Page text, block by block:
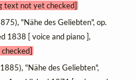
text not yet checked]
"Nähe des Geliebten", op.
1838 [ voice and piano ],
"Nähe des Geliebten",